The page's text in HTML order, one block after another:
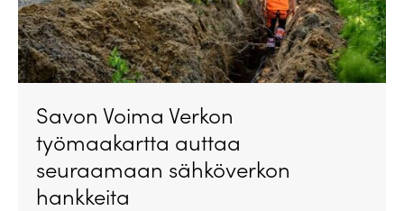
Savon Voima Verkon
työmaakartta auttaa
seuraamaan sähköverkon
hankkeita